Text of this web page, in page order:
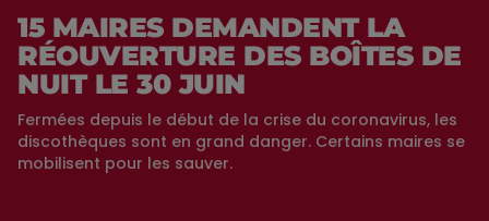
15 MAIRES DEMANDENT LA
RÉOUVERTURE DES BOÎTES DE
NUIT LE 30 JUIN
Fermées depuis le début de la crise du coronavirus, les
discothèques sont en grand danger. Certains maires se
mobilisent pour les sauver.